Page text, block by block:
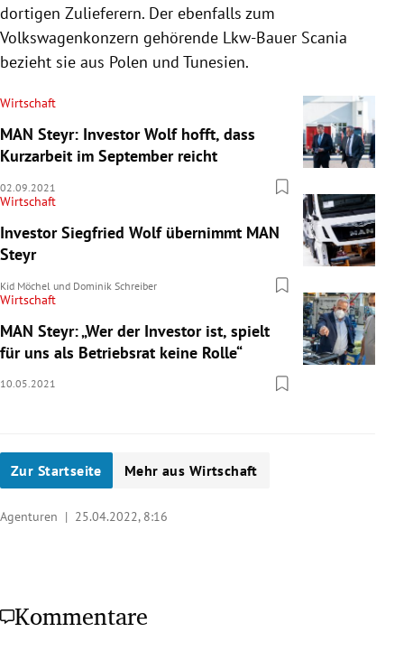
dortigen Zulieferern. Der ebenfalls zum
Volkswagenkonzern gehörende Lkw-Bauer Scania
bezieht sie aus Polen und Tunesien.
Wirtschaft
MAN Steyr: Investor Wolf hofft, dass
Kurzarbeit im September reicht
02.09.2021
Wirtschaft
Investor Siegfried Wolf übernimmt MAN
Steyr
Kid Möchel und Dominik Schreiber
Wirtschaft
MAN Steyr: „Wer der Investor ist, spielt
für uns als Betriebsrat keine Rolle“
10.05.2021
Zur Startseite Mehr aus Wirtschaft
Agenturen | 25.04.2022, 8:16
Kommentare